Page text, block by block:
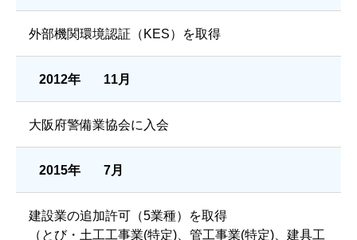
外部機関環境認証（KES）を取得
2012年 11月
大阪府警備業協会に入会
2015年 7月
建設業の追加許可（5業種）を取得
（とび・土工工事業(特定)、管工事業(特定)、建具工